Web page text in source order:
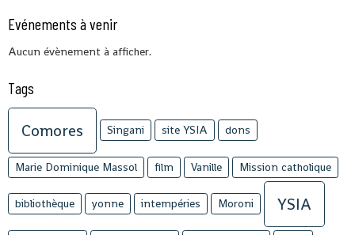
Evénements à venir
Aucun évènement à afficher.
Tags
Comores Singani site YSIA dons
Marie Dominique Massol film Vanille Mission catholique
bibliothèque yonne intempéries Moroni YSIA